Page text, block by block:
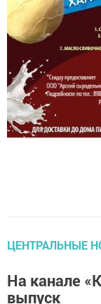
ЦЕНТРАЛЬНЫЕ
На канале
выпуск